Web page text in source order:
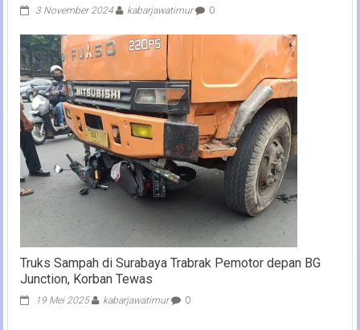
3 November 2024 kabarjawatimur 0
Truks Sampah di Surabaya Trabrak Pemotor depan BG
Junction, Korban Tewas
19 Mei 2025 kabarjawatimur 0